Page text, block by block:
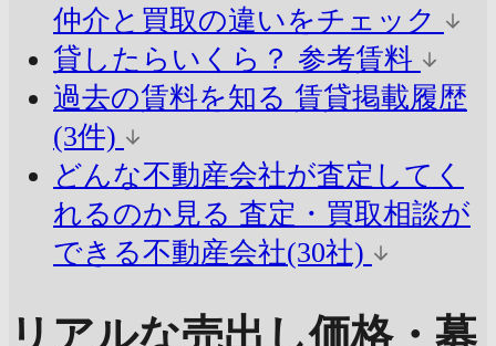
仲介と買取の違いをチェック
貸したらいくら？ 参考賃料
過去の賃料を知る 賃貸掲載履歴
(3件)
どんな不動産会社が査定してく
れるのか見る 査定・買取相談が
できる不動産会社(30社)
リアルな売出し価格・募